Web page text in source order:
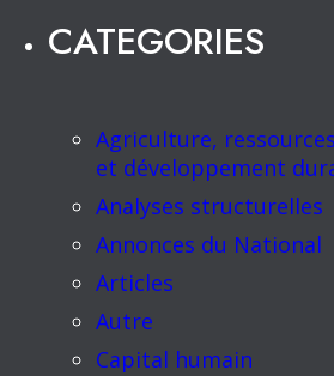
CATEGORIES
Agriculture,
et développement
Analyses structurelles
Annonces du National
Articles
Autre
Capital humain